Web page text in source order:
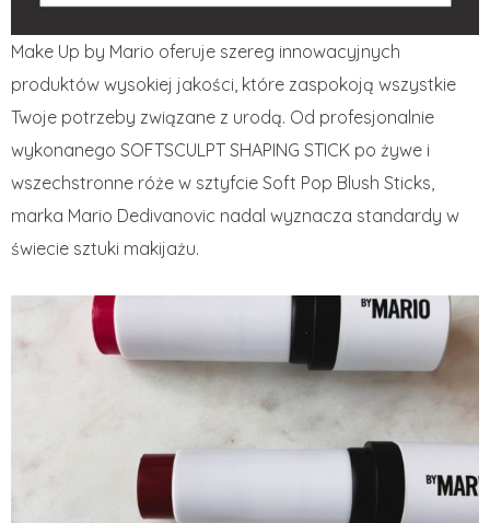
Make Up by Mario oferuje szereg innowacyjnych
produktów wysokiej jakości, które zaspokoją wszystkie
Twoje potrzeby związane z urodą. Od profesjonalnie
wykonanego SOFTSCULPT SHAPING STICK po żywe i
wszechstronne róże w sztyfcie Soft Pop Blush Sticks,
marka Mario Dedivanovic nadal wyznacza standardy w
świecie sztuki makijażu.